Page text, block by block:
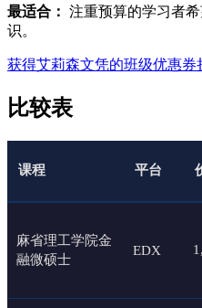
最适合： 注重预算的学习者
识。
获得艾莉森文凭的班级优惠券
比较表
课程 平台
麻省理工学院金
融微硕士
EDX